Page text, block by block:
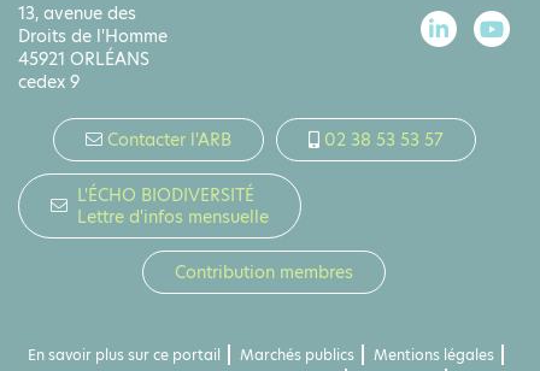
13, avenue des
Droits de l'Homme
45921 ORLÉANS
cedex 9
Contacter l'ARB 02 38 53 53 57
L'ÉCHO BIODIVERSITÉ
Lettre d'infos mensuelle
Contribution membres
En savoir plus sur ce portail Marchés publics
Mentions légales